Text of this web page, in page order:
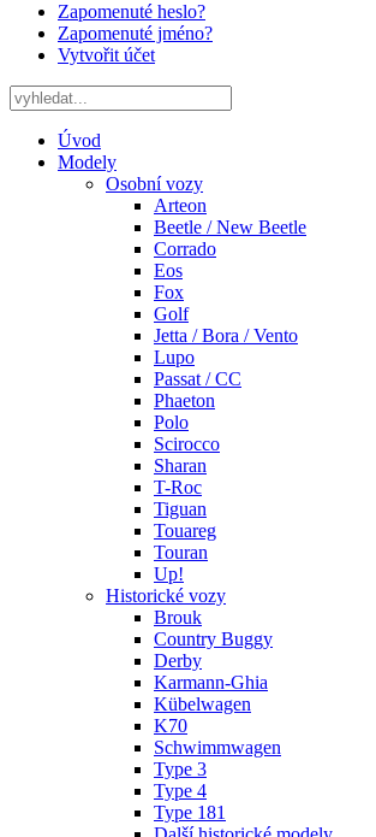
Zapomenuté heslo?
Zapomenuté jméno?
Vytvořit účet
Úvod
Modely
Osobní vozy
Arteon
Beetle / New Beetle
Corrado
Eos
Fox
Golf
Jetta / Bora / Vento
Lupo
Passat / CC
Phaeton
Polo
Scirocco
Sharan
T-Roc
Tiguan
Touareg
Touran
Up!
Historické vozy
Brouk
Country Buggy
Derby
Karmann-Ghia
Kübelwagen
K70
Schwimmwagen
Type 3
Type 4
Type 181